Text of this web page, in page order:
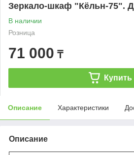
Зеркало-шкаф "Кёльн-75".
В наличии
Розница
71 000 ₸
Купить
Описание Характеристики
Описание